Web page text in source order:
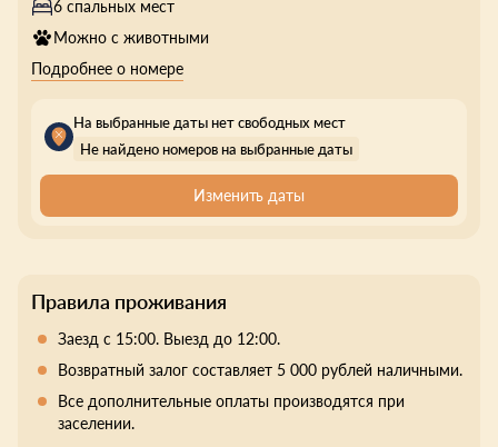
6 спальных мест
Можно с животными
Подробнее о номере
На выбранные даты нет свободных мест
Не найдено номеров на выбранные даты
Изменить даты
Правила проживания
Заезд с 15:00. Выезд до 12:00.
Возвратный залог составляет 5 000 рублей наличными.
Все дополнительные оплаты производятся при
заселении.